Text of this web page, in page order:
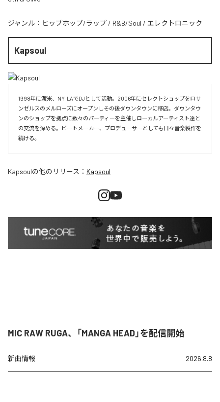
ジャンル： ヒップホップ/ラップ / R&B/Soul / エレクトロニック
Kapsoul
1998年に渡米、NY  LAでDJとして活動。2006年にセレクトショップをロサ
ンゼルスのメルローズにオープンしその後ダウンタウンに移店。ダウンタウ
ンのショップを拠点に数々のパーティーを主催しローカルアーティスト達と
の交流を深める。ビートメーカー、プロデューサーとしても日々音楽製作を
続ける。
Kapsoulの他のリリース： Kapsoul
MIC RAW RUGA、「MANGA HEAD」を配信開始
新曲情報 2026.8.8